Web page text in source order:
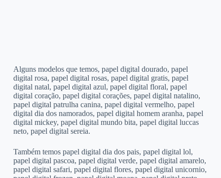
Alguns modelos que temos, papel digital dourado, papel
digital rosa, papel digital rosas, papel digital gratis, papel
digital natal, papel digital azul, papel digital floral, papel
digital coração, papel digital corações, papel digital natalino,
papel digital patrulha canina, papel digital vermelho, papel
digital dia dos namorados, papel digital homem aranha, papel
digital mickey, papel digital mundo bita, papel digital luccas
neto, papel digital sereia.
Também temos papel digital dia dos pais, papel digital lol,
papel digital pascoa, papel digital verde, papel digital amarelo,
papel digital safari, papel digital flores, papel digital unicornio,